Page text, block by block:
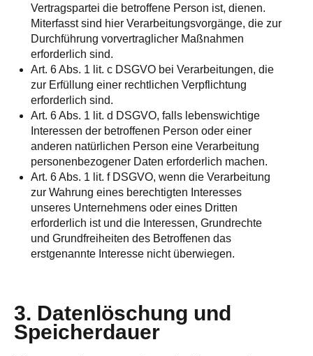
Vertragspartei die betroffene Person ist, dienen.
Miterfasst sind hier Verarbeitungsvorgänge, die zur
Durchführung vorvertraglicher Maßnahmen
erforderlich sind.
Art. 6 Abs. 1 lit. c DSGVO bei Verarbeitungen, die
zur Erfüllung einer rechtlichen Verpflichtung
erforderlich sind.
Art. 6 Abs. 1 lit. d DSGVO, falls lebenswichtige
Interessen der betroffenen Person oder einer
anderen natürlichen Person eine Verarbeitung
personenbezogener Daten erforderlich machen.
Art. 6 Abs. 1 lit. f DSGVO, wenn die Verarbeitung
zur Wahrung eines berechtigten Interesses
unseres Unternehmens oder eines Dritten
erforderlich ist und die Interessen, Grundrechte
und Grundfreiheiten des Betroffenen das
erstgenannte Interesse nicht überwiegen.
3. Datenlöschung und
Speicherdauer